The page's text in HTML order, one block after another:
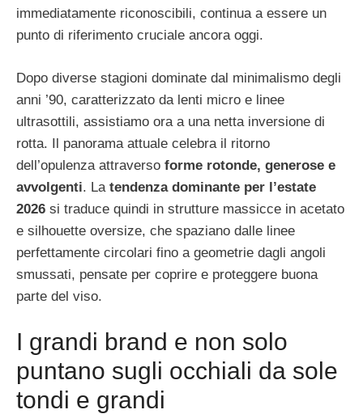
immediatamente riconoscibili, continua a essere un
punto di riferimento cruciale ancora oggi.
Dopo diverse stagioni dominate dal minimalismo degli
anni ’90, caratterizzato da lenti micro e linee
ultrasottili, assistiamo ora a una netta inversione di
rotta. Il panorama attuale celebra il ritorno
dell’opulenza attraverso forme rotonde, generose e
avvolgenti. La tendenza dominante per l’estate
2026 si traduce quindi in strutture massicce in acetato
e silhouette oversize, che spaziano dalle linee
perfettamente circolari fino a geometrie dagli angoli
smussati, pensate per coprire e proteggere buona
parte del viso.
I grandi brand e non solo
puntano sugli occhiali da sole
tondi e grandi